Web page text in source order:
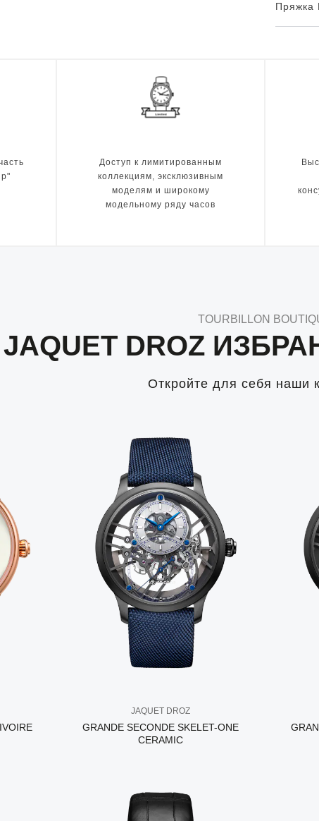
Пряжка
Доступ к лимитированным
коллекциям, эксклюзивным
моделям и широкому
модельному ряду часов
TOURBILLON
JAQUET DROZ
Откройте для себя наши
JAQUET DROZ
GRANDE SECONDE SKELET-ONE
CERAMIC